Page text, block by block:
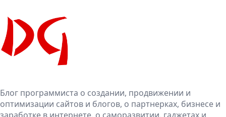
Блог программиста о создании, продвижении и
оптимизации сайтов и блогов, о партнерках, бизнесе и